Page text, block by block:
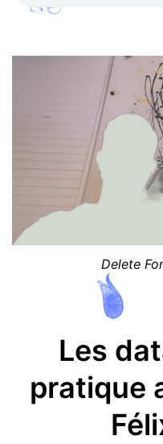
Delete
Les
pratique